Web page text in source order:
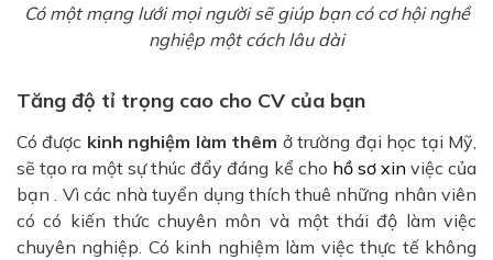
Có một mạng lưới mọi người sẽ giúp bạn có cơ hội nghề
nghiệp một cách lâu dài
Tăng độ tỉ trọng cao cho CV của bạn
Có được kinh nghiệm làm thêm ở trường đại học tại Mỹ,
sẽ tạo ra một sự thúc đẩy đáng kể cho hồ sơ xin việc của
bạn . Vì các nhà tuyển dụng thích thuê những nhân viên
có có kiến thức chuyên môn và một thái độ làm việc
chuyên nghiệp. Có kinh nghiệm làm việc thực tế không